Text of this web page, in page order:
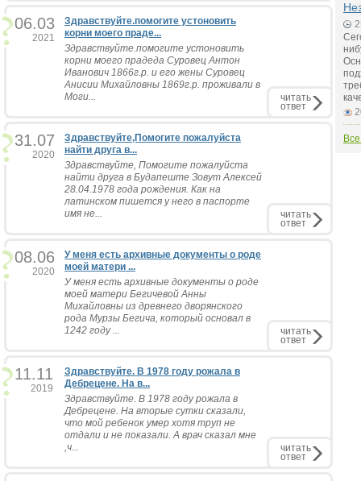
06.03
2021
Здравствуйте.помогите устоновить
корни моего праде...
Здравствуйте.помогите устоновить
корни моего прадеда Суровец Антон
Иванович 1866г.р. и его жены Суровец
Анисии Михайловны 1869г.р. проживали в
Моги...
читать
ответ
31.07
2020
Здравствуйте,Помогите пожалуйста
найти друга в...
Здравствуйте, Помогите пожалуйста
найти друга в Будапеште Зовут Алексей
28.04.1978 года рождения. Как на
латинском пишется у него в паспорте
имя не...
читать
ответ
08.06
2020
У меня есть архивные документы о роде
моей матери ...
У меня есть архивные документы о роде
моей матери Бегичевой Анны
Михайловны из древнего дворянского
рода Мурзы Бегича, который основал в
1242 году ...
читать
ответ
11.11
2019
Здравствуйте. В 1978 году рожала в
Дебрецене. На в...
Здравствуйте. В 1978 году рожала в
Дебрецене. На вторые сутки сказали,
что мой ребенок умер хотя труп не
отдали и не показали. А врач сказал мне
,ч...
читать
ответ